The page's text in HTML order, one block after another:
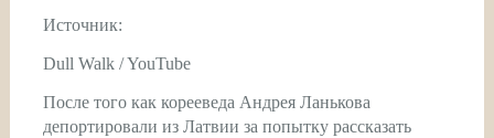
Источник:
Dull Walk / YouTube
После того как корееведа Андрея Ланькова
депортировали из Латвии за попытку рассказать